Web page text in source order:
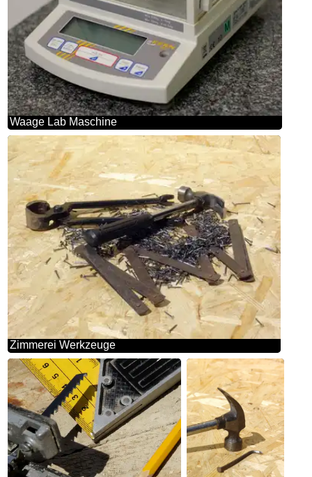
Waage Lab Maschine
Zimmerei Werkzeuge